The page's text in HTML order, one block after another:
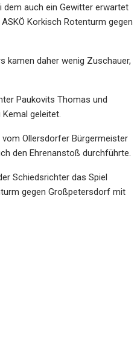
dem auch ein Gewitter erwartet
Korkisch Rotenturm gegen
kamen daher wenig Zuschauer,
Paukovits Thomas und
geleitet.
Ollersdorfer Bürgermeister
den Ehrenanstoß durchführte.
Schiedsrichter das Spiel
gegen Großpetersdorf mit